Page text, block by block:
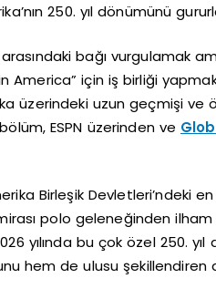
250. yıl dönümünü
bağı vurgulamak
America” için iş birliği
üzerindeki uzun geçmişi
ESPN üzerinden ve
Birleşik
polo geleneğinden
yılında bu çok özel 250.
hem de ulusu şekillendiren